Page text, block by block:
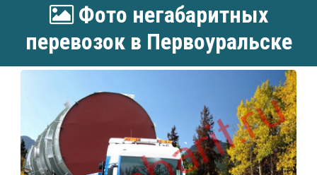
Фото негабаритных
перевозок в Первоуральске